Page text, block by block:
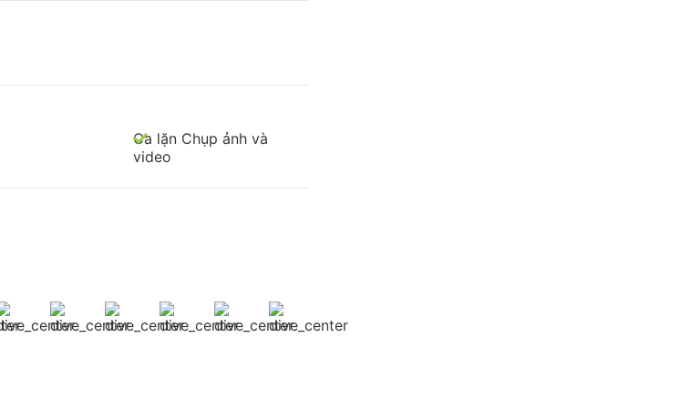
Ca lặn Chụp ảnh và
video